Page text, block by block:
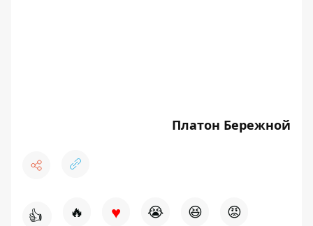
Платон Бережной
👍 🔥 ♥ 😭 😆 😡